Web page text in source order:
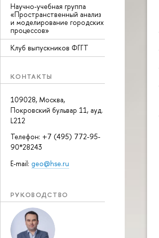
Научно-учебная группа
«Пространственный анализ
и моделирование городских
процессов»
Клуб выпускников ФГГТ
КОНТАКТЫ
109028, Москва,
Покровский бульвар 11, ауд.
L212
Телефон: +7 (495) 772-95-
90*28243
E-mail: geo@hse.ru
РУКОВОДСТВО